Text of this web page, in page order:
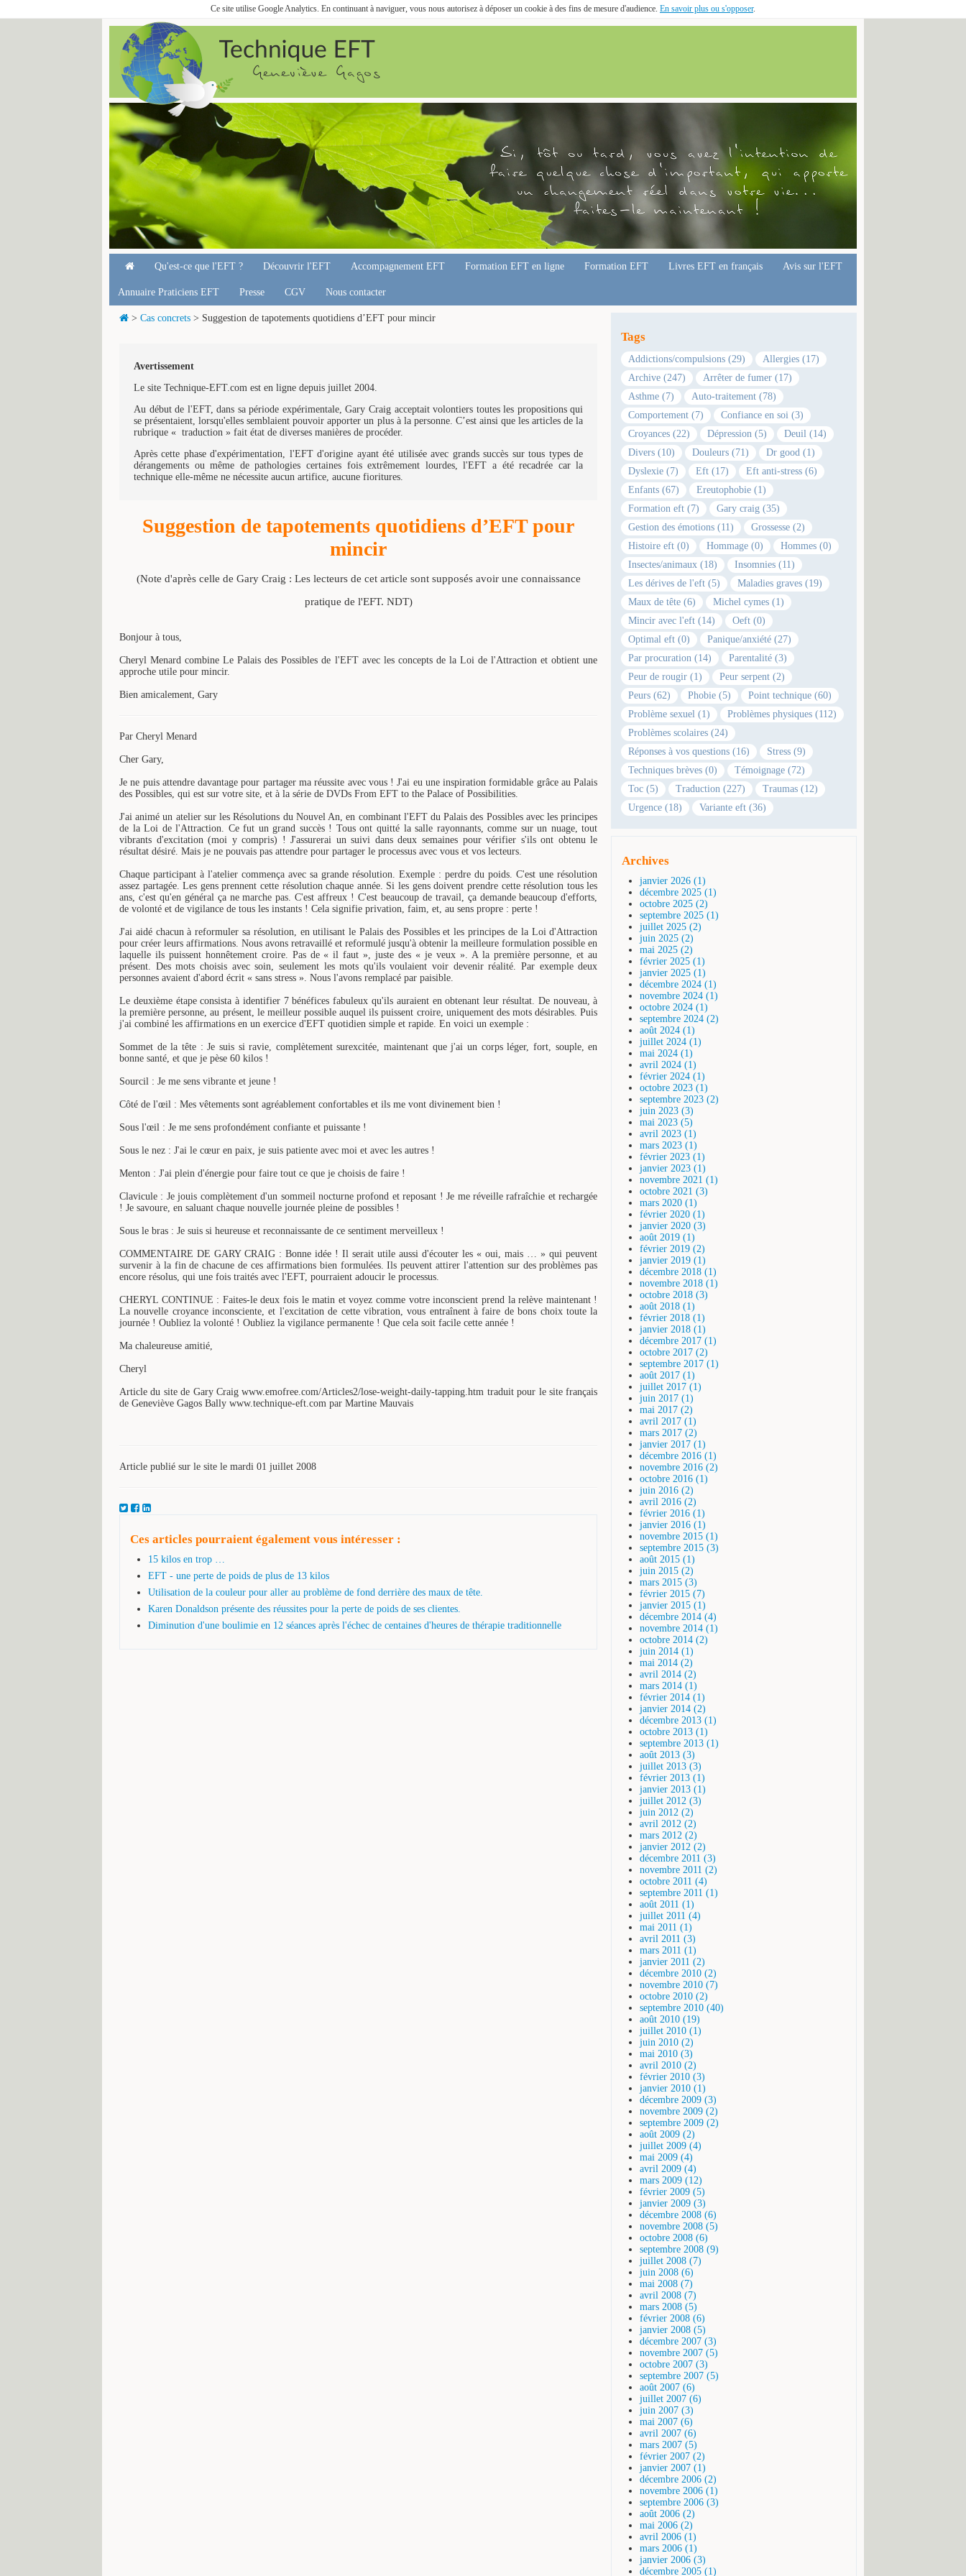
Ce site utilise Google Analytics. En continuant à naviguer, vous nous autorisez à déposer un cookie à des fins de mesure d'audience. En savoir plus ou s'opposer.
Qu'est-ce que l'EFT ? Découvrir l'EFT Accompagnement EFT Formation EFT en ligne Formation EFT Livres EFT en français Avis sur l'EFT
Annuaire Praticiens EFT Presse CGV Nous contacter
> Cas concrets > Suggestion de tapotements quotidiens d’EFT pour mincir
Avertissement
Le site Technique-EFT.com est en ligne depuis juillet 2004.
Au début de l'EFT, dans sa période expérimentale, Gary Craig acceptait volontiers toutes les propositions qui
se présentaient, lorsqu'elles semblaient pouvoir apporter un plus à la personne. C’est ainsi que les articles de la
rubrique « traduction » fait état de diverses manières de procéder.
Après cette phase d'expérimentation, l'EFT d'origine ayant été utilisée avec grands succès sur tous types de
dérangements ou même de pathologies certaines fois extrêmement lourdes, l'EFT a été recadrée car la
technique elle-même ne nécessite aucun artifice, aucune fioritures.
Suggestion de tapotements quotidiens d’EFT pour
mincir
(Note d'après celle de Gary Craig : Les lecteurs de cet article sont supposés avoir une connaissance
pratique de l'EFT. NDT)
Bonjour à tous,
Cheryl Menard combine Le Palais des Possibles de l'EFT avec les concepts de la Loi de l'Attraction et obtient une
approche utile pour mincir.
Bien amicalement, Gary
Par Cheryl Menard
Cher Gary,
Je ne puis attendre davantage pour partager ma réussite avec vous ! J'ai eu une inspiration formidable grâce au Palais
des Possibles, qui est sur votre site, et à la série de DVDs From EFT to the Palace of Possibilities.
J'ai animé un atelier sur les Résolutions du Nouvel An, en combinant l'EFT du Palais des Possibles avec les principes
de la Loi de l'Attraction. Ce fut un grand succès ! Tous ont quitté la salle rayonnants, comme sur un nuage, tout
vibrants d'excitation (moi y compris) ! J'assurerai un suivi dans deux semaines pour vérifier s'ils ont obtenu le
résultat désiré. Mais je ne pouvais pas attendre pour partager le processus avec vous et vos lecteurs.
Chaque participant à l'atelier commença avec sa grande résolution. Exemple : perdre du poids. C'est une résolution
assez partagée. Les gens prennent cette résolution chaque année. Si les gens doivent prendre cette résolution tous les
ans, c'est qu'en général ça ne marche pas. C'est affreux ! C'est beaucoup de travail, ça demande beaucoup d'efforts,
de volonté et de vigilance de tous les instants ! Cela signifie privation, faim, et, au sens propre : perte !
J'ai aidé chacun à reformuler sa résolution, en utilisant le Palais des Possibles et les principes de la Loi d'Attraction
pour créer leurs affirmations. Nous avons retravaillé et reformulé jusqu'à obtenir la meilleure formulation possible en
laquelle ils puissent honnêtement croire. Pas de « il faut », juste des « je veux ». A la première personne, et au
présent. Des mots choisis avec soin, seulement les mots qu'ils voulaient voir devenir réalité. Par exemple deux
personnes avaient d'abord écrit « sans stress ». Nous l'avons remplacé par paisible.
Le deuxième étape consista à identifier 7 bénéfices fabuleux qu'ils auraient en obtenant leur résultat. De nouveau, à
la première personne, au présent, le meilleur possible auquel ils puissent croire, uniquement des mots désirables. Puis
j'ai combiné les affirmations en un exercice d'EFT quotidien simple et rapide. En voici un exemple :
Sommet de la tête : Je suis si ravie, complètement surexcitée, maintenant que j'ai un corps léger, fort, souple, en
bonne santé, et que je pèse 60 kilos !
Sourcil : Je me sens vibrante et jeune !
Côté de l'œil : Mes vêtements sont agréablement confortables et ils me vont divinement bien !
Sous l'œil : Je me sens profondément confiante et puissante !
Sous le nez : J'ai le cœur en paix, je suis patiente avec moi et avec les autres !
Menton : J'ai plein d'énergie pour faire tout ce que je choisis de faire !
Clavicule : Je jouis complètement d'un sommeil nocturne profond et reposant ! Je me réveille rafraîchie et rechargée
! Je savoure, en saluant chaque nouvelle journée pleine de possibles !
Sous le bras : Je suis si heureuse et reconnaissante de ce sentiment merveilleux !
COMMENTAIRE DE GARY CRAIG : Bonne idée ! Il serait utile aussi d'écouter les « oui, mais … » qui peuvent
survenir à la fin de chacune de ces affirmations bien formulées. Ils peuvent attirer l'attention sur des problèmes pas
encore résolus, qui une fois traités avec l'EFT, pourraient adoucir le processus.
CHERYL CONTINUE : Faites-le deux fois le matin et voyez comme votre inconscient prend la relève maintenant !
La nouvelle croyance inconsciente, et l'excitation de cette vibration, vous entraînent à faire de bons choix toute la
journée ! Oubliez la volonté ! Oubliez la vigilance permanente ! Que cela soit facile cette année !
Ma chaleureuse amitié,
Cheryl
Article du site de Gary Craig www.emofree.com/Articles2/lose-weight-daily-tapping.htm traduit pour le site français
de Geneviève Gagos Bally www.technique-eft.com par Martine Mauvais
Article publié sur le site le mardi 01 juillet 2008
Ces articles pourraient également vous intéresser :
15 kilos en trop …
EFT - une perte de poids de plus de 13 kilos
Utilisation de la couleur pour aller au problème de fond derrière des maux de tête.
Karen Donaldson présente des réussites pour la perte de poids de ses clientes.
Diminution d'une boulimie en 12 séances après l'échec de centaines d'heures de thérapie traditionnelle
Tags
Addictions/compulsions (29)
Allergies (17)
Archive (247)
Arrêter de fumer (17)
Asthme (7)
Auto-traitement (78)
Comportement (7)
Confiance en soi (3)
Croyances (22)
Dépression (5)
Deuil (14)
Divers (10)
Douleurs (71)
Dr good (1)
Dyslexie (7)
Eft (17)
Eft anti-stress (6)
Enfants (67)
Ereutophobie (1)
Formation eft (7)
Gary craig (35)
Gestion des émotions (11)
Grossesse (2)
Histoire eft (0)
Hommage (0)
Hommes (0)
Insectes/animaux (18)
Insomnies (11)
Les dérives de l'eft (5)
Maladies graves (19)
Maux de tête (6)
Michel cymes (1)
Mincir avec l'eft (14)
Oeft (0)
Optimal eft (0)
Panique/anxiété (27)
Par procuration (14)
Parentalité (3)
Peur de rougir (1)
Peur serpent (2)
Peurs (62)
Phobie (5)
Point technique (60)
Problème sexuel (1)
Problèmes physiques (112)
Problèmes scolaires (24)
Réponses à vos questions (16)
Stress (9)
Techniques brèves (0)
Témoignage (72)
Toc (5)
Traduction (227)
Traumas (12)
Urgence (18)
Variante eft (36)
Archives
janvier 2026 (1)
décembre 2025 (1)
octobre 2025 (2)
septembre 2025 (1)
juillet 2025 (2)
juin 2025 (2)
mai 2025 (2)
février 2025 (1)
janvier 2025 (1)
décembre 2024 (1)
novembre 2024 (1)
octobre 2024 (1)
septembre 2024 (2)
août 2024 (1)
juillet 2024 (1)
mai 2024 (1)
avril 2024 (1)
février 2024 (1)
octobre 2023 (1)
septembre 2023 (2)
juin 2023 (3)
mai 2023 (5)
avril 2023 (1)
mars 2023 (1)
février 2023 (1)
janvier 2023 (1)
novembre 2021 (1)
octobre 2021 (3)
mars 2020 (1)
février 2020 (1)
janvier 2020 (3)
août 2019 (1)
février 2019 (2)
janvier 2019 (1)
décembre 2018 (1)
novembre 2018 (1)
octobre 2018 (3)
août 2018 (1)
février 2018 (1)
janvier 2018 (1)
décembre 2017 (1)
octobre 2017 (2)
septembre 2017 (1)
août 2017 (1)
juillet 2017 (1)
juin 2017 (1)
mai 2017 (2)
avril 2017 (1)
mars 2017 (2)
janvier 2017 (1)
décembre 2016 (1)
novembre 2016 (2)
octobre 2016 (1)
juin 2016 (2)
avril 2016 (2)
février 2016 (1)
janvier 2016 (1)
novembre 2015 (1)
septembre 2015 (3)
août 2015 (1)
juin 2015 (2)
mars 2015 (3)
février 2015 (7)
janvier 2015 (1)
décembre 2014 (4)
novembre 2014 (1)
octobre 2014 (2)
juin 2014 (1)
mai 2014 (2)
avril 2014 (2)
mars 2014 (1)
février 2014 (1)
janvier 2014 (2)
décembre 2013 (1)
octobre 2013 (1)
septembre 2013 (1)
août 2013 (3)
juillet 2013 (3)
février 2013 (1)
janvier 2013 (1)
juillet 2012 (3)
juin 2012 (2)
avril 2012 (2)
mars 2012 (2)
janvier 2012 (2)
décembre 2011 (3)
novembre 2011 (2)
octobre 2011 (4)
septembre 2011 (1)
août 2011 (1)
juillet 2011 (4)
mai 2011 (1)
avril 2011 (3)
mars 2011 (1)
janvier 2011 (2)
décembre 2010 (2)
novembre 2010 (7)
octobre 2010 (2)
septembre 2010 (40)
août 2010 (19)
juillet 2010 (1)
juin 2010 (2)
mai 2010 (3)
avril 2010 (2)
février 2010 (3)
janvier 2010 (1)
décembre 2009 (3)
novembre 2009 (2)
septembre 2009 (2)
août 2009 (2)
juillet 2009 (4)
mai 2009 (4)
avril 2009 (4)
mars 2009 (12)
février 2009 (5)
janvier 2009 (3)
décembre 2008 (6)
novembre 2008 (5)
octobre 2008 (6)
septembre 2008 (9)
juillet 2008 (7)
juin 2008 (6)
mai 2008 (7)
avril 2008 (7)
mars 2008 (5)
février 2008 (6)
janvier 2008 (5)
décembre 2007 (3)
novembre 2007 (5)
octobre 2007 (3)
septembre 2007 (5)
août 2007 (6)
juillet 2007 (6)
juin 2007 (3)
mai 2007 (6)
avril 2007 (6)
mars 2007 (5)
février 2007 (2)
janvier 2007 (1)
décembre 2006 (2)
novembre 2006 (1)
septembre 2006 (3)
août 2006 (2)
mai 2006 (2)
avril 2006 (1)
mars 2006 (1)
janvier 2006 (3)
décembre 2005 (1)